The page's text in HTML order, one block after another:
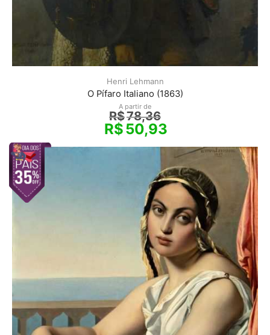
Henri Lehmann
O Pífaro Italiano (1863)
A partir de
R$78,36
R$50,93